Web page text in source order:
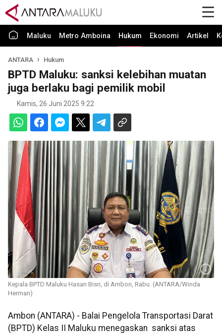
Maluku Metro Amboina Hukum Ekonomi Artikel
ANTARA Hukum
BPTD Maluku: sanksi kelebihan muatan
juga berlaku bagi pemilik mobil
Kamis, 26 Juni 2025 9:22
Kepala BPTD Maluku Hasan Bisri, di Ambon, Rabu. (ANTARA/Winda
Herman)
Ambon (ANTARA) - Balai Pengelola Transportasi Darat
(BPTD) Kelas II Maluku menegaskan sanksi atas